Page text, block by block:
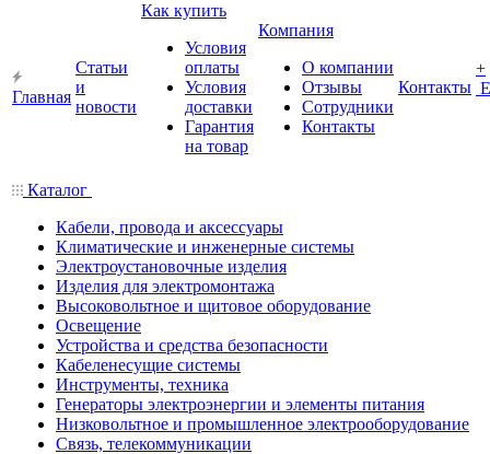
Главная
Статьи
и
новости
Как купить
Условия
оплаты
Условия
доставки
Гарантия
на товар
Компания
О компании
Отзывы
Сотрудники
Контакты
Контакты
+
Каталог
Кабели, провода и аксессуары
Климатические и инженерные системы
Электроустановочные изделия
Изделия для электромонтажа
Высоковольтное и щитовое оборудование
Освещение
Устройства и средства безопасности
Кабеленесущие системы
Инструменты, техника
Генераторы электроэнергии и элементы питания
Низковольтное и промышленное электрооборудование
Связь, телекоммуникации